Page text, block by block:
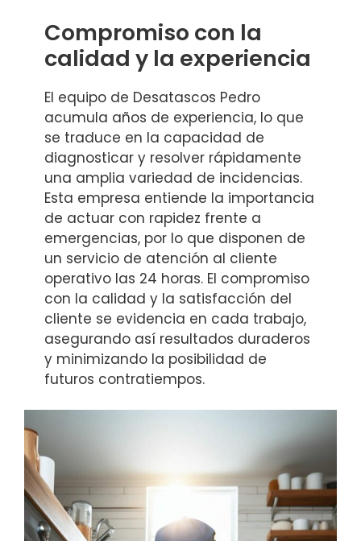
Compromiso con la
calidad y la experiencia
El equipo de Desatascos Pedro
acumula años de experiencia, lo que
se traduce en la capacidad de
diagnosticar y resolver rápidamente
una amplia variedad de incidencias.
Esta empresa entiende la importancia
de actuar con rapidez frente a
emergencias, por lo que disponen de
un servicio de atención al cliente
operativo las 24 horas. El compromiso
con la calidad y la satisfacción del
cliente se evidencia en cada trabajo,
asegurando así resultados duraderos
y minimizando la posibilidad de
futuros contratiempos.